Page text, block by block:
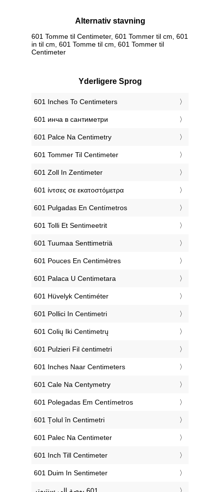
Alternativ stavning
601 Tomme til Centimeter, 601 Tommer til cm, 601
in til cm, 601 Tomme til cm, 601 Tommer til
Centimeter
Yderligere Sprog
‎601 Inches To Centimeters
‎601 инча в сантиметри
‎601 Palce Na Centimetry
‎601 Tommer Til Centimeter
‎601 Zoll In Zentimeter
‎601 ίντσες σε εκατοστόμετρα
‎601 Pulgadas En Centímetros
‎601 Tolli Et Sentimeetrit
‎601 Tuumaa Senttimetriä
‎601 Pouces En Centimètres
‎601 Palaca U Centimetara
‎601 Hüvelyk Centiméter
‎601 Pollici In Centimetri
‎601 Colių Iki Centimetrų
‎601 Pulzieri Fil ċentimetri
‎601 Inches Naar Centimeters
‎601 Cale Na Centymetry
‎601 Polegadas Em Centímetros
‎601 Țolul în Centimetri
‎601 Palec Na Centimeter
‎601 Inch Till Centimeter
‎601 Duim In Sentimeter